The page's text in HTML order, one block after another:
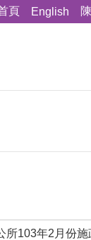
頁 English
所103年2月份施